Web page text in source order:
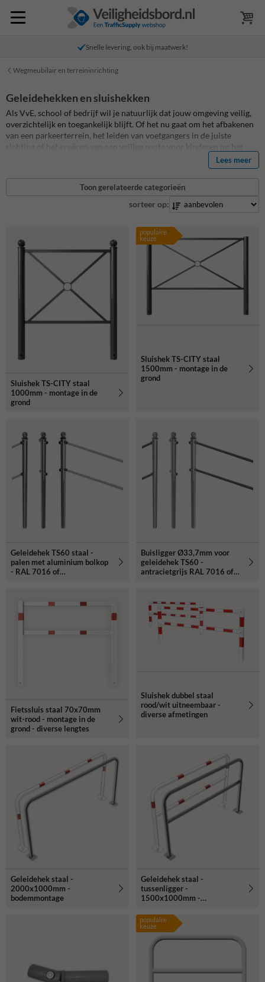
Snelle levering, ook bij maatwerk!
Wegmeubilair en terreininrichting
Geleidehekken en sluishekken
Als VvE, school of bedrijf wil je natuurlijk dat jouw omgeving veilig,
overzichtelijk en toegankelijk blijft. Of het nu gaat om het afbakenen
van een parkeerterrein, het leiden van voetgangers in de juiste
richting of het creëren van een veilige route voor kinderen op het
bieden een doeltreffende
Lees meer
Toon gerelateerde categorieën
sorteer op:
Sluishek TS-CITY staal
1000mm - montage in de
grond
populaire
keuze
Sluishek TS-CITY staal
1500mm - montage in de
grond
Geleidehek TS60 staal -
palen met aluminium bolkop
- RAL 7016 of
Buisligger Ø33,7mm voor
geleidehek TS60 -
antracietgrijs RAL 7016 of
Fietssluis staal 70x70mm
wit-rood - montage in de
grond - diverse lengtes
Sluishek dubbel staal
rood/wit uitneembaar -
diverse afmetingen
Geleidehek staal -
2000x1000mm -
bodemmontage
Geleidehek staal -
tussenligger -
1500x1000mm -
populaire
keuze